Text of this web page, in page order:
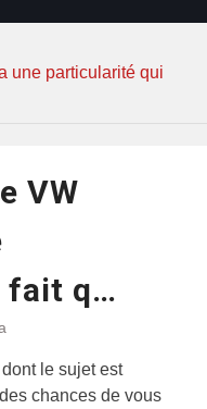
une particularité qui
VW
fait q…
le sujet est
chances de vous